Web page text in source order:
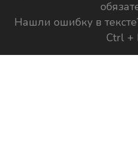
Нашли ошибку в
Ctrl +